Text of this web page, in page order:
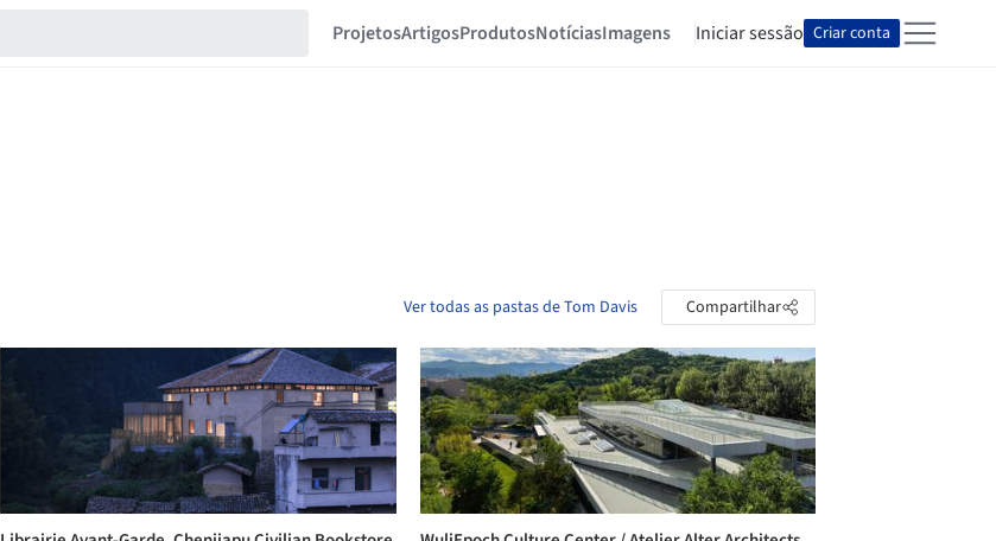
ProjetosArtigosProdutosNotíciasImagens Iniciar sessão Criar conta
Ver todas as pastas de Tom Davis Compartilhar